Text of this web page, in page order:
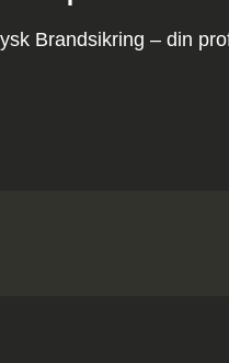
Brandsikring – din